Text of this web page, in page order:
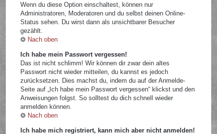
Wenn du diese Option einschaltest, können nur
Administratoren, Moderatoren und du selbst deinen Online-
Status sehen. Du wirst dann als unsichtbarer Besucher
gezählt.
Nach oben
Ich habe mein Passwort vergessen!
Das ist nicht schlimm! Wir können dir zwar dein altes
Passwort nicht wieder mitteilen, du kannst es jedoch
zurücksetzen. Dies machst du, indem du auf der Anmelde-
Seite auf „Ich habe mein Passwort vergessen“ klickst und den
Anweisungen folgst. So solltest du dich schnell wieder
anmelden können.
Nach oben
Ich habe mich registriert, kann mich aber nicht anmelden!